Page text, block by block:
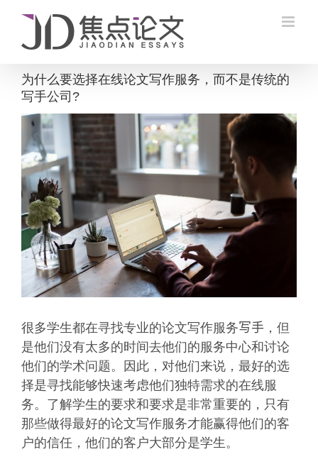
content
为什么要选择在线论文写作服务，而不是传统的
写手公司?
View
Larger
Image
很多学生都在寻找专业的论文写作服务写手 ，但
是他们没有太多的时间去他们的服务中心和讨论
他们的学术问题。因此，对他们来说，最好的选
择是寻找能够快速考虑他们独特需求的在线服
务。了解学生的要求和要求是非常重要的，只有
那些做得最好的论文写作服务才能赢得他们的客
户的信任，他们的客户大部分是学生。